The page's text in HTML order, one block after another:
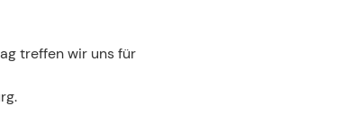
treffen wir uns für